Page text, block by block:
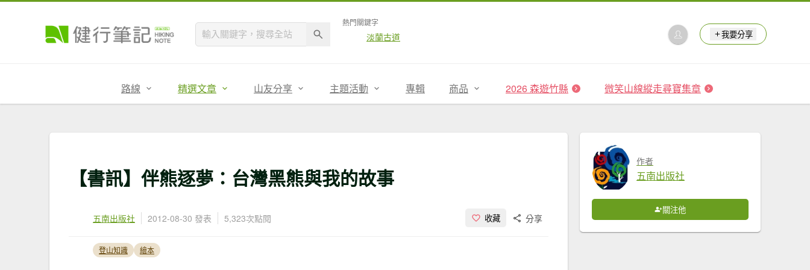
熱門關鍵字
淡蘭古道 我要分享
路線 精選文章 山友分享 主題活動 專輯 商品 2026 森遊竹縣 微笑山線縱走尋寶集章
【書訊】伴熊逐夢：台灣黑熊與我的故事
五南出版社 2012-08-30 發表 5,323次點閱 收藏 分享
登山知識 繪本
作者
五南出版社
關注他